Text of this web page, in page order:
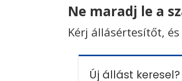
Ne maradj le a
Kérj állásértesítőt,